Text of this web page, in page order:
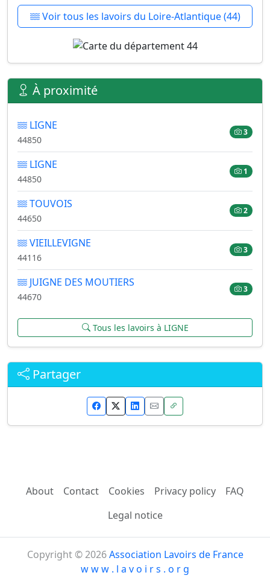
Voir tous les lavoirs du Loire-Atlantique (44)
À proximité
LIGNE
44850
3
LIGNE
44850
1
TOUVOIS
44650
2
VIEILLEVIGNE
44116
3
JUIGNE DES MOUTIERS
44670
3
Tous les lavoirs à LIGNE
Partager
About Contact Cookies Privacy policy
FAQ
Legal notice
Copyright © 2026Association Lavoirs de France
w w w . l a v o i r s . o r g